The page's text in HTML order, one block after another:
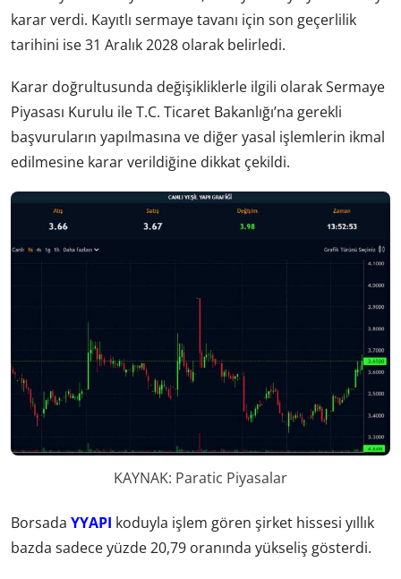
karar verdi. Kayıtlı sermaye tavanı için son geçerlilik
tarihini ise 31 Aralık 2028 olarak belirledi.
Karar doğrultusunda değişikliklerle ilgili olarak Sermaye
Piyasası Kurulu ile T.C. Ticaret Bakanlığı’na gerekli
başvuruların yapılmasına ve diğer yasal işlemlerin ikmal
edilmesine karar verildiğine dikkat çekildi.
KAYNAK: Paratic Piyasalar
Borsada YYAPI koduyla işlem gören şirket hissesi yıllık
bazda sadece yüzde 20,79 oranında yükseliş gösterdi.